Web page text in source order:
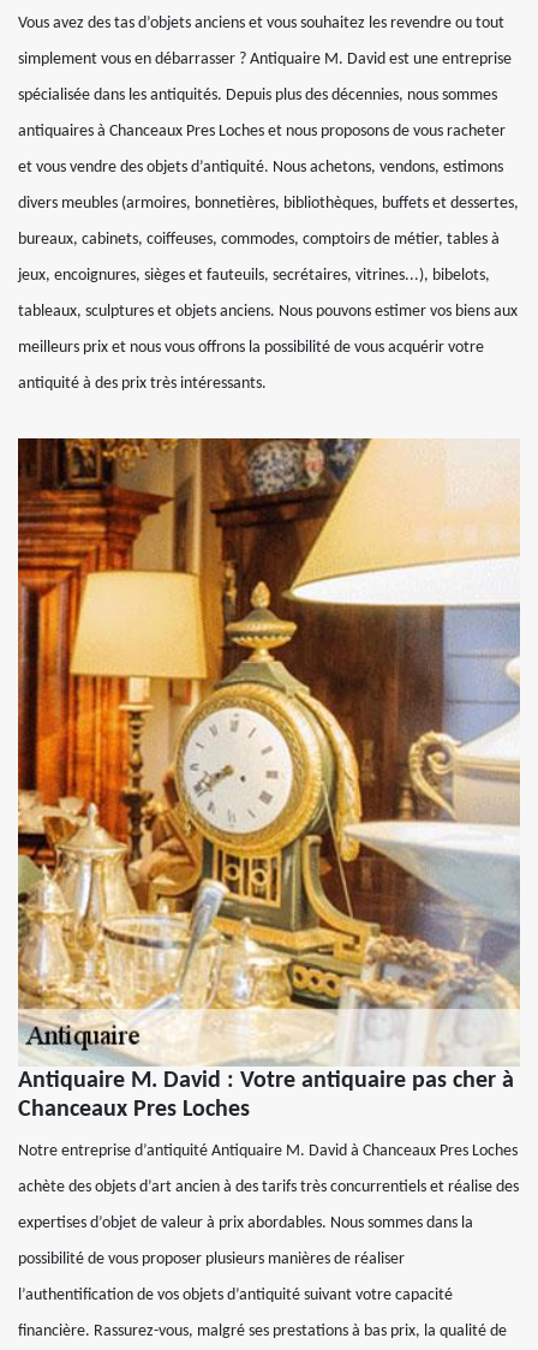
Vous avez des tas d’objets anciens et vous souhaitez les revendre ou tout
simplement vous en débarrasser ? Antiquaire M. David est une entreprise
spécialisée dans les antiquités. Depuis plus des décennies, nous sommes
antiquaires à Chanceaux Pres Loches et nous proposons de vous racheter
et vous vendre des objets d’antiquité. Nous achetons, vendons, estimons
divers meubles (armoires, bonnetières, bibliothèques, buffets et dessertes,
bureaux, cabinets, coiffeuses, commodes, comptoirs de métier, tables à
jeux, encoignures, sièges et fauteuils, secrétaires, vitrines...), bibelots,
tableaux, sculptures et objets anciens. Nous pouvons estimer vos biens aux
meilleurs prix et nous vous offrons la possibilité de vous acquérir votre
antiquité à des prix très intéressants.
Antiquaire M. David : Votre antiquaire pas cher à
Chanceaux Pres Loches
Notre entreprise d’antiquité Antiquaire M. David à Chanceaux Pres Loches
achète des objets d’art ancien à des tarifs très concurrentiels et réalise des
expertises d’objet de valeur à prix abordables. Nous sommes dans la
possibilité de vous proposer plusieurs manières de réaliser
l’authentification de vos objets d’antiquité suivant votre capacité
financière. Rassurez-vous, malgré ses prestations à bas prix, la qualité de